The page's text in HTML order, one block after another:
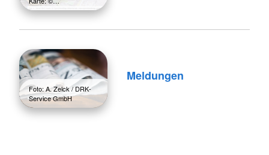
Foto: A. Zelck / DRK-
Service GmbH
Meldungen